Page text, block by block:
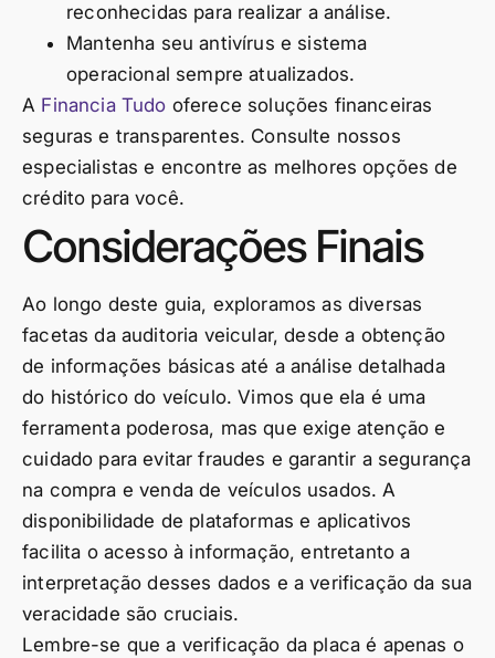
reconhecidas para realizar a análise.
Mantenha seu antivírus e sistema
operacional sempre atualizados.
A Financia Tudo oferece soluções financeiras
seguras e transparentes. Consulte nossos
especialistas e encontre as melhores opções de
crédito para você.
Considerações Finais
Ao longo deste guia, exploramos as diversas
facetas da auditoria veicular, desde a obtenção
de informações básicas até a análise detalhada
do histórico do veículo. Vimos que ela é uma
ferramenta poderosa, mas que exige atenção e
cuidado para evitar fraudes e garantir a segurança
na compra e venda de veículos usados. A
disponibilidade de plataformas e aplicativos
facilita o acesso à informação, entretanto a
interpretação desses dados e a verificação da sua
veracidade são cruciais.
Lembre-se que a verificação da placa é apenas o